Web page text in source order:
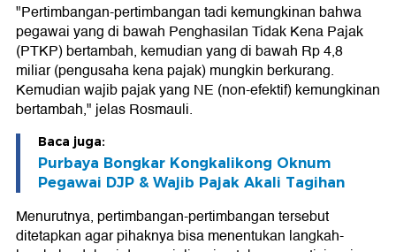
"Pertimbangan-pertimbangan tadi kemungkinan bahwa
pegawai yang di bawah Penghasilan Tidak Kena Pajak
(PTKP) bertambah, kemudian yang di bawah Rp 4,8
miliar (pengusaha kena pajak) mungkin berkurang.
Kemudian wajib pajak yang NE (non-efektif) kemungkinan
bertambah," jelas Rosmauli.
Baca juga:
Purbaya Bongkar Kongkalikong Oknum
Pegawai DJP & Wajib Pajak Akali Tagihan
Menurutnya, pertimbangan-pertimbangan tersebut
ditetapkan agar pihaknya bisa menentukan langkah-